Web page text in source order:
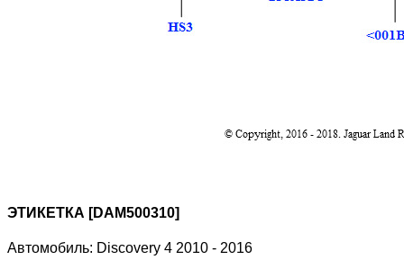
ЭТИКЕТКА [DAM500310]
Автомобиль: Discovery 4 2010 - 2016